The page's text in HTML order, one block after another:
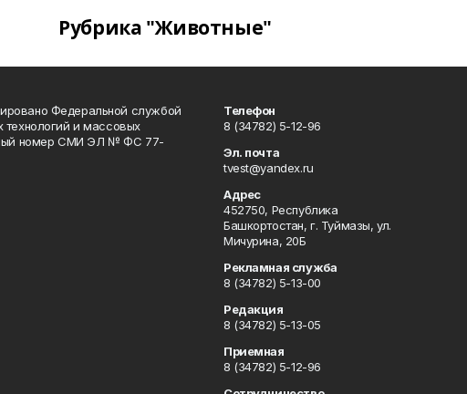
Рубрика "Животные"
Федеральной службой
технологий и массовых
номер СМИ ЭЛ № ФС 77-
Телефон
8 (34782) 5-12-96
Эл. почта
tvest@yandex.ru
Адрес
452750, Республика
Башкортостан, г. Туймазы, ул.
Мичурина, 20Б
Рекламная служба
8 (34782) 5-13-00
Редакция
8 (34782) 5-13-05
Приемная
8 (34782) 5-12-96